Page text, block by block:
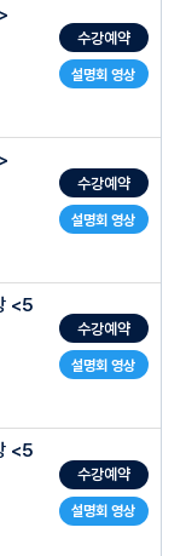
리학2
설명회 영상
수강예약
강력 추천 강의
내신수업
을 효율적으로 단축
교재+워크북
계별로 정리된 주간워크
설명회 영상
수강예약
강력 추천 강의
수업
을 효율적으로 단축
교재+워크북
설명회 영상
<5
수강예약
강력 추천 강의
설명회 영상
<5
수강예약